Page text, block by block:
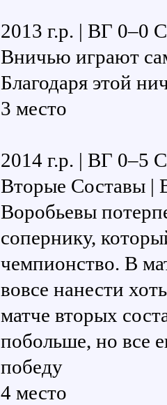
2013 г.р. | ВГ 0–0
Вничью играют
Благодаря этой
3 место
2014 г.р. | ВГ 0–5
Вторые Составы |
Воробьевы
сопернику,
чемпионство. В
вовсе нанести
матче вторых
побольше, но все
победу
4 место